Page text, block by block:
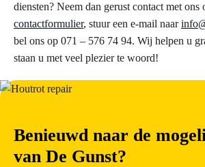
diensten? Neem dan gerust contact met ons
contactformulier, stuur een e-mail naar
bel ons op 071 – 576 74 94. Wij helpen u
staan u met veel plezier te woord!
Benieuwd naar de
van De Gunst?